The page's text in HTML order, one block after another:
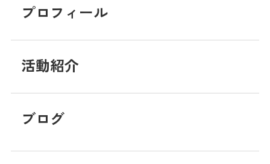
プロフィール
活動紹介
ブログ